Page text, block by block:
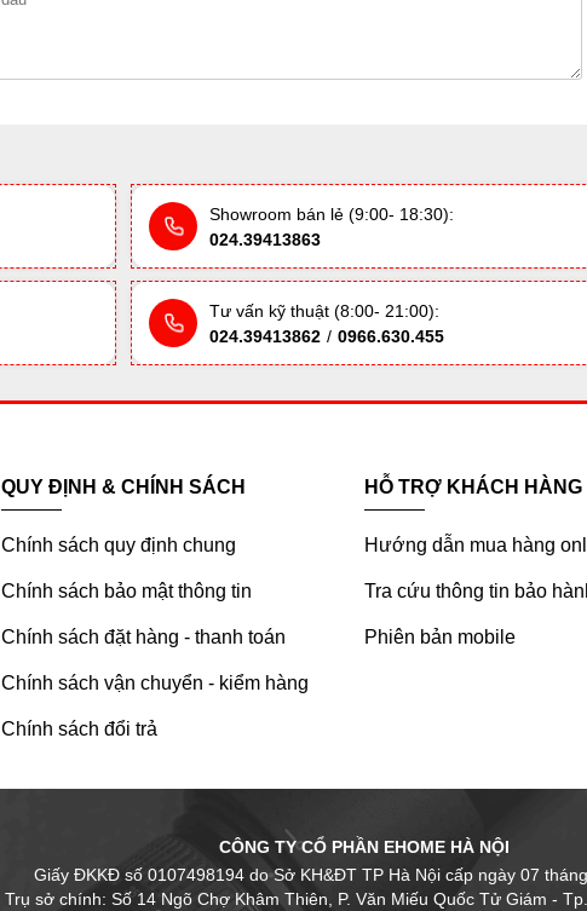
Showroom bán lẻ (9:00- 18:30):
024.39413863
Tư vấn kỹ thuật (8:00- 21:00):
024.39413862 / 0966.630.455
QUY ĐỊNH & CHÍNH SÁCH
Chính sách quy định chung
Chính sách bảo mật thông tin
Chính sách đặt hàng - thanh toán
Chính sách vận chuyển - kiểm hàng
Chính sách đổi trả
HỖ TRỢ KHÁCH HÀNG
Hướng dẫn mua hàng
Tra cứu thông tin bảo
Phiên bản mobile
CÔNG TY CỔ PHẦN EHOME HÀ NỘI
Giấy ĐKKĐ số 0107498194 do Sở KH&ĐT TP Hà Nội cấp ngày 07
Trụ sở chính: Số 14 Ngõ Chợ Khâm Thiên, P. Văn Miếu Quốc Tử Giám -